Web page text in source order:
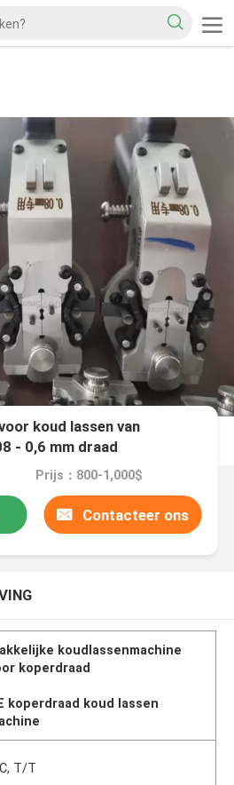
koud lassen van
- 0,6 mm draad
Prijs：800-1,000$
Contacteer ons
koudlassenmachine
koperdraad
koperdraad koud lassen
T/T